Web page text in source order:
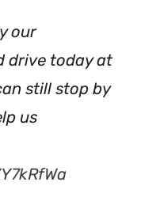
our
drive today at
still stop by
us